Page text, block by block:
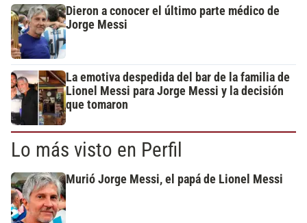
Dieron a conocer el último parte médico de
Jorge Messi
La emotiva despedida del bar de la familia de
Lionel Messi para Jorge Messi y la decisión
que tomaron
Lo más visto en Perfil
Murió Jorge Messi, el papá de Lionel Messi